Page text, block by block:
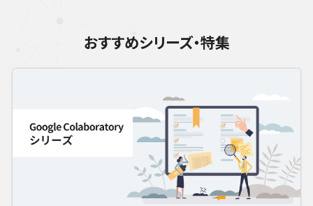
おすすめシリーズ・特集